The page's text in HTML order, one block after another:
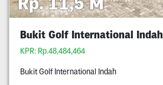
Bukit Golf International Indah
KPR: Rp.48,484,464
Bukit Golf International Indah